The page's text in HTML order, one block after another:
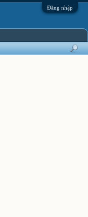
Đăng nhập